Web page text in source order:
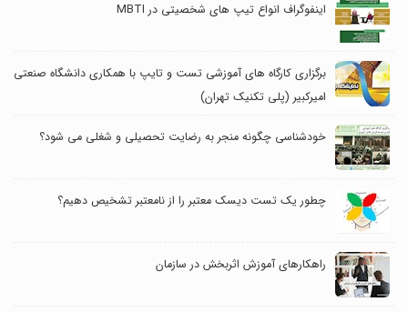
اینفوگراف انواع تیپ های شخصیتی در MBTI
برگزاری کارگاه های آموزشی تست و تایپ با همکاری دانشگاه صنعتی
امیرکبیر (پلی تکنیک تهران)
خودشناسی چگونه منجر به رضایت تحصیلی و شغلی می شود؟
چطور یک تست دیسک معتبر را از نامعتبر تشخیص دهیم؟
راهکارهای آموزش اثربخش در سازمان